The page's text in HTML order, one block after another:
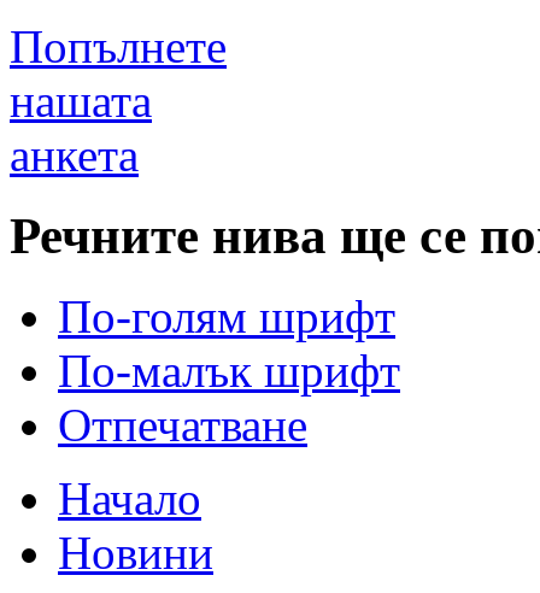
Попълнете
нашата
анкета
Речните нива ще се
По-голям шрифт
По-малък шрифт
Отпечатване
Начало
Новини